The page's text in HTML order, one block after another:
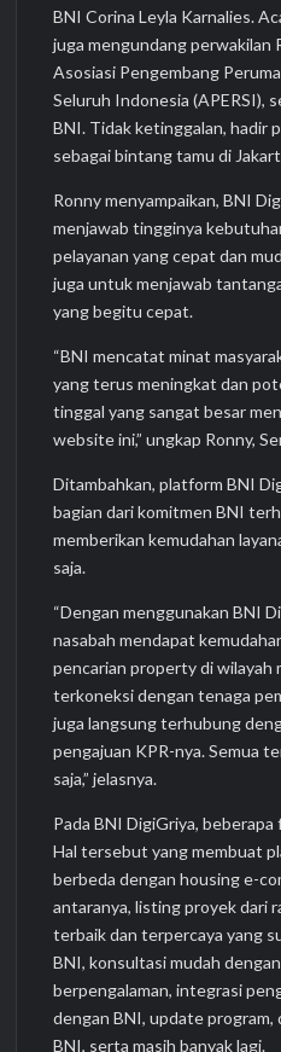
BNI Corina Leyla Karnalies.
juga mengundang perwakilan
Asosiasi Pengembang
Seluruh Indonesia (APERSI),
BNI. Tidak ketinggalan, hadir
sebagai bintang tamu di
Ronny menyampaikan, BNI
menjawab tingginya
pelayanan yang cepat dan
juga untuk menjawab
yang begitu cepat.
“BNI mencatat minat
yang terus meningkat dan
tinggal yang sangat besar
website ini,” ungkap Ronny,
Ditambahkan, platform BNI
bagian dari komitmen BNI
memberikan kemudahan
saja.
“Dengan menggunakan BNI
nasabah mendapat
pencarian property di wilayah
terkoneksi dengan tenaga
juga langsung terhubung
pengajuan KPR-nya. Semua
saja,” jelasnya.
Pada BNI DigiGriya,
Hal tersebut yang membuat
berbeda dengan housing e-
antaranya, listing proyek dari
terbaik dan terpercaya yang
BNI, konsultasi mudah
berpengalaman, integrasi
dengan BNI, update program,
BNI, serta masih banyak lagi.